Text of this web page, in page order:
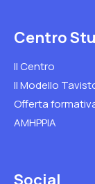
Centro
Il Centro
Il Modello
Offerta
AMHPPIA
Social